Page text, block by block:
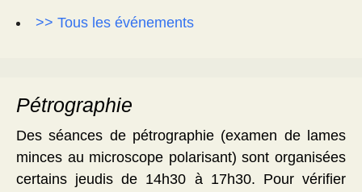
>> Tous les événements
Pétrographie
Des séances de pétrographie (examen de lames
minces au microscope polarisant) sont organisées
certains jeudis de 14h30 à 17h30. Pour vérifier